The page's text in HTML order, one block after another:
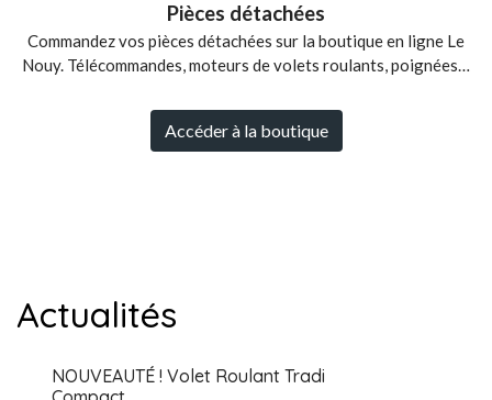
Pièces détachées
Commandez vos pièces détachées sur la boutique en ligne Le
Nouy. Télécommandes, moteurs de volets roulants, poignées…
Accéder à la boutique
Actualités
NOUVEAUTÉ ! Volet Roulant Tradi